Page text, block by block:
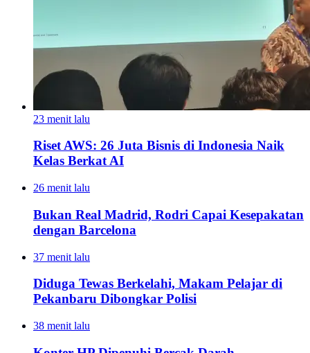
23 menit lalu
Riset AWS: 26 Juta Bisnis di Indonesia Naik
Kelas Berkat AI
26 menit lalu
Bukan Real Madrid, Rodri Capai Kesepakatan
dengan Barcelona
37 menit lalu
Diduga Tewas Berkelahi, Makam Pelajar di
Pekanbaru Dibongkar Polisi
38 menit lalu